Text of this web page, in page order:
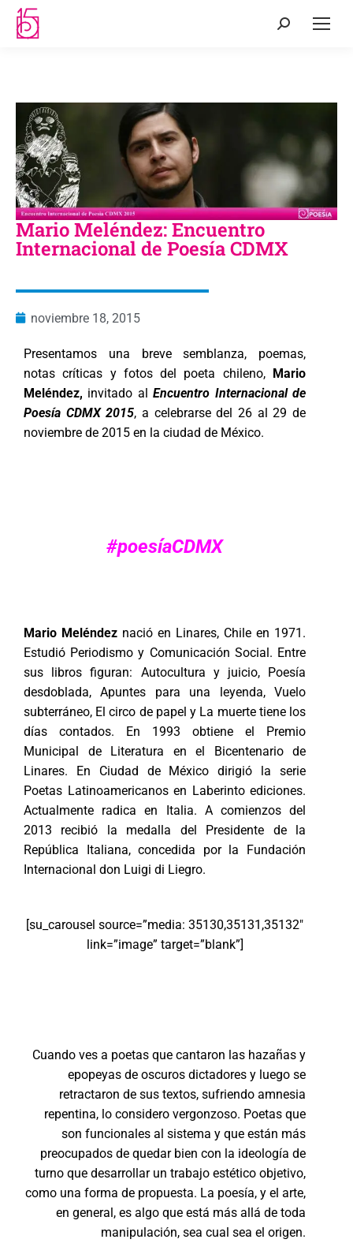
Mario Meléndez: Encuentro
Internacional de Poesía CDMX
noviembre 18, 2015
Presentamos una breve semblanza, poemas,
notas críticas y fotos del poeta chileno,Mario
Meléndez, invitado alEncuentro Internacional de
Poesía CDMX 2015, a celebrarse del 26 al 29 de
noviembre de 2015 en la ciudad de México.
#poesíaCDMX
Mario Meléndez nació en Linares, Chile en 1971.
Estudió Periodismo y Comunicación Social. Entre
sus libros figuran: Autocultura y juicio, Poesía
desdoblada, Apuntes para una leyenda, Vuelo
subterráneo, El circo de papel y La muerte tiene los
días contados. En 1993 obtiene el Premio
Municipal de Literatura en el Bicentenario de
Linares. En Ciudad de México dirigió la serie
Poetas Latinoamericanos en Laberinto ediciones.
Actualmente radica en Italia. A comienzos del
2013 recibió la medalla del Presidente de la
República Italiana, concedida por la Fundación
Internacional don Luigi di Liegro.
[su_carousel source=”media: 35130,35131,35132″
link=”image” target=”blank”]
Cuando ves a poetas que cantaron las hazañas y
epopeyas de oscuros dictadores y luego se
retractaron de sus textos, sufriendo amnesia
repentina, lo considero vergonzoso. Poetas que
son funcionales al sistema y que están más
preocupados de quedar bien con la ideología de
turno que desarrollar un trabajo estético objetivo,
como una forma de propuesta. La poesía, y el arte,
en general, es algo que está más allá de toda
manipulación, sea cual sea el origen.